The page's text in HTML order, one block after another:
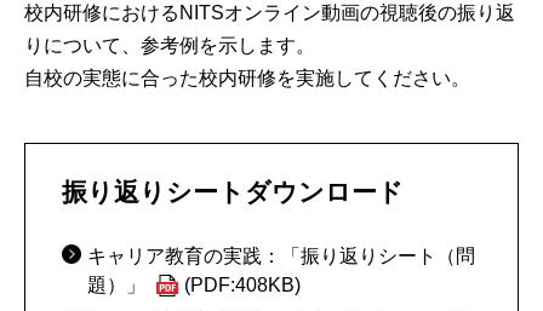
校内研修におけるNITSオンライン動画の視聴後の振り返
りについて、参考例を示します。
自校の実態に合った校内研修を実施してください。
振り返りシートダウンロード
キャリア教育の実践：「振り返りシート（問
題）」
(PDF:408KB)